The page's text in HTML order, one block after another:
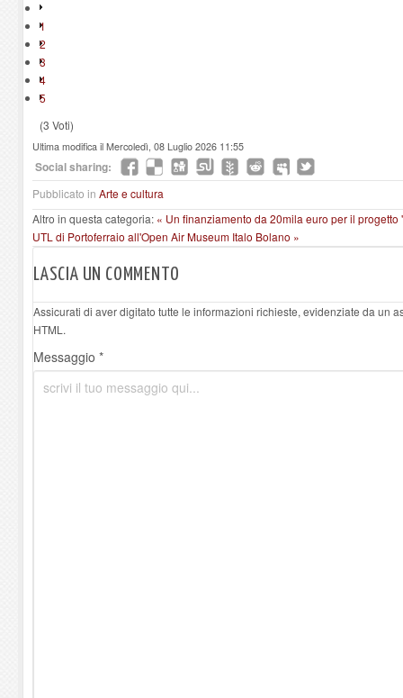
1
2
3
4
5
(3 Voti)
Ultima modifica il Mercoledì, 08 Luglio 2026 11:55
Social sharing:
Pubblicato in Arte e cultura
Altro in questa categoria: « Un finanziamento da 20mila euro per il
UTL di Portoferraio all'Open Air Museum Italo Bolano »
LASCIA UN COMMENTO
Assicurati di aver digitato tutte le informazioni richieste, evidenziate da un
HTML.
Messaggio *